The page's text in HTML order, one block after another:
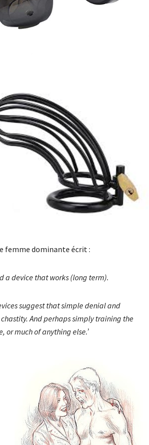
femme dominante écrit :
a device that works (long term).
suggest that simple denial and
And perhaps simply training the
or much of anything else.’